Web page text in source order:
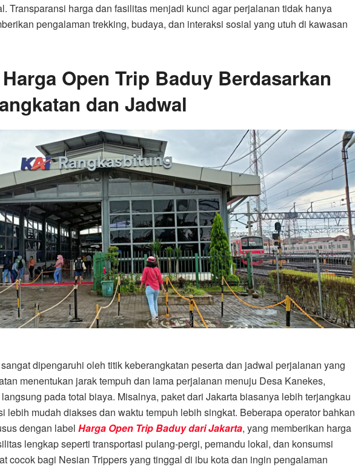
Transparansi harga dan fasilitas menjadi kunci agar perjalanan tidak hanya
pengalaman trekking, budaya, dan interaksi sosial yang utuh di kawasan
Open Trip Baduy Berdasarkan
dan Jadwal
dipengaruhi oleh titik keberangkatan peserta dan jadwal perjalanan yang
menentukan jarak tempuh dan lama perjalanan menuju Desa Kanekes,
pada total biaya. Misalnya, paket dari Jakarta biasanya lebih terjangkau
lebih mudah diakses dan waktu tempuh lebih singkat. Beberapa operator bahkan
dengan label Harga Open Trip Baduy dari Jakarta, yang memberikan harga
lengkap seperti transportasi pulang-pergi, pemandu lokal, dan konsumsi
cocok bagi Nesian Trippers yang tinggal di ibu kota dan ingin pengalaman